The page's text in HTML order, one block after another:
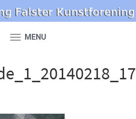
Toggle
MENU